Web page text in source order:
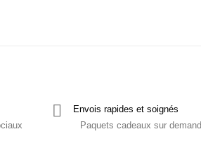
Envois rapides et soignés
Paquets cadeaux sur